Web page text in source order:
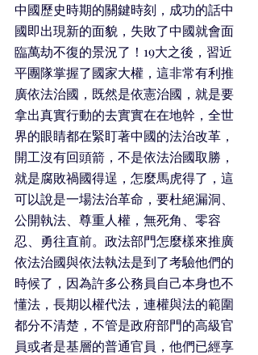
中國歷史時期的關鍵時刻，成功的話中
國即出現新的面貌，失敗了中國就會面
臨萬劫不復的景況了！19大之後，習近
平團隊掌握了國家大權，這非常有利推
廣依法治國，既然是依憲治國，就是要
拿出真實行動的去實實在在地幹，全世
界的眼睛都在緊盯著中國的法治改革，
開工沒有回頭箭，不是依法治國取勝，
就是腐敗禍國得逞，怎麼馬虎得了，這
可以說是一場法治革命，要杜絕漏洞、
公開執法、尊重人權，無死角、零容
忍、勇往直前。政法部門怎麼樣來推廣
依法治國與依法執法是到了考驗他們的
時候了，因為許多公務員自己本身也不
懂法，長期以權代法，連權與法的範圍
都分不清楚，不管是政府部門的高級官
員或者是基層的普通官員，他們已經享